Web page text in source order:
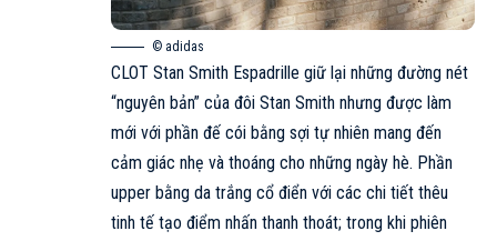
© adidas
CLOT Stan Smith Espadrille giữ lại những đường nét
“nguyên bản” của đôi Stan Smith nhưng được làm
mới với phần đế cói bằng sợi tự nhiên mang đến
cảm giác nhẹ và thoáng cho những ngày hè. Phần
upper bằng da trắng cổ điển với các chi tiết thêu
tinh tế tạo điểm nhấn thanh thoát; trong khi phiên